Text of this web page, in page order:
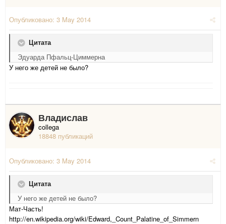
Опубликовано: 3 May 2014
Цитата
Эдуарда Пфальц-Циммерна
У него же детей не было?
Владислав
collega
18848 публикаций
Опубликовано: 3 May 2014
Цитата
У него же детей не было?
Мат-Часть!
http://en.wikipedia.org/wiki/Edward,_Count_Palatine_of_Simmern